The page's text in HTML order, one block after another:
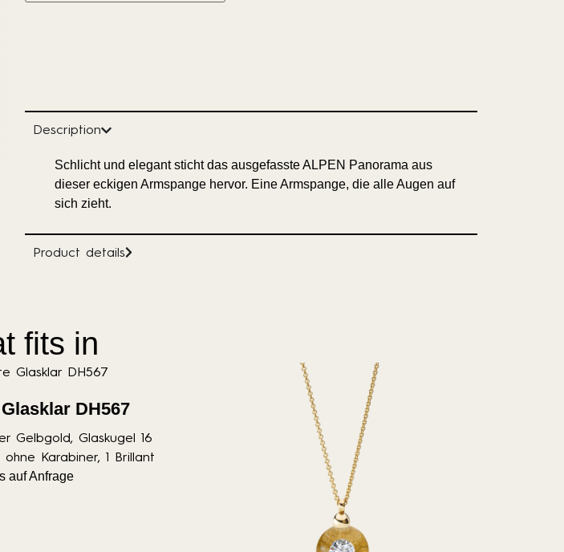
Description
Schlicht und elegant sticht das ausgefasste ALPEN Panorama aus
dieser eckigen Armspange hervor. Eine Armspange, die alle Augen auf
sich zieht.
Product details
fits in
DH567
Gelbgold, Glaskugel 16
Karabiner, 1 Brillant
auf Anfrage